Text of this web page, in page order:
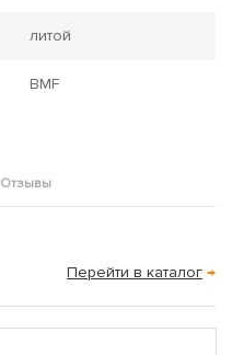
литой
BMF
Отзывы
Перейти в каталог →